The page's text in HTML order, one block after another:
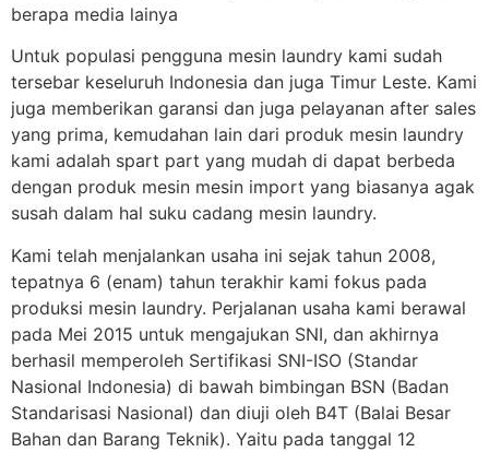
berapa media lainya
Untuk populasi pengguna mesin laundry kami sudah
tersebar keseluruh Indonesia dan juga Timur Leste. Kami
juga memberikan garansi dan juga pelayanan after sales
yang prima, kemudahan lain dari produk mesin laundry
kami adalah spart part yang mudah di dapat berbeda
dengan produk mesin mesin import yang biasanya agak
susah dalam hal suku cadang mesin laundry.
Kami telah menjalankan usaha ini sejak tahun 2008,
tepatnya 6 (enam) tahun terakhir kami fokus pada
produksi mesin laundry. Perjalanan usaha kami berawal
pada Mei 2015 untuk mengajukan SNI, dan akhirnya
berhasil memperoleh Sertifikasi SNI-ISO (Standar
Nasional Indonesia) di bawah bimbingan BSN (Badan
Standarisasi Nasional) dan diuji oleh B4T (Balai Besar
Bahan dan Barang Teknik). Yaitu pada tanggal 12